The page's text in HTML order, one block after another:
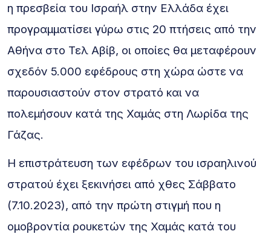
η πρεσβεία του Ισραήλ στην Ελλάδα έχει
προγραμματίσει γύρω στις 20 πτήσεις από την
Αθήνα στο Τελ Αβίβ, οι οποίες θα μεταφέρουν
σχεδόν 5.000 εφέδρους στη χώρα ώστε να
παρουσιαστούν στον στρατό και να
πολεμήσουν κατά της Χαμάς στη Λωρίδα της
Γάζας.
Η επιστράτευση των εφέδρων του ισραηλινού
στρατού έχει ξεκινήσει από χθες Σάββατο
(7.10.2023), από την πρώτη στιγμή που η
ομοβροντία ρουκετών της Χαμάς κατά του